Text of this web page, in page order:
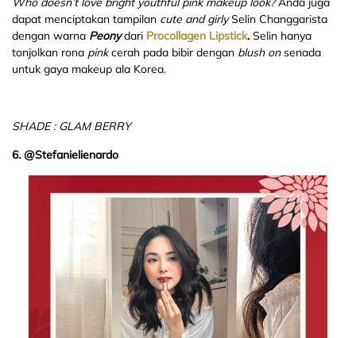
dapat menciptakan tampilan cute and girlySelin Changgarista
dengan warna Peonydari Procollagen Lipstick. Selin hanya
tonjolkan rona pinkcerah pada bibir dengan blush onsenada
untuk gaya makeup ala Korea.
SHADE : GLAM BERRY
6. @Stefanielienardo